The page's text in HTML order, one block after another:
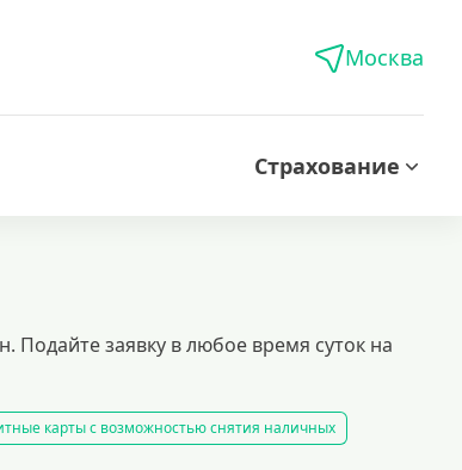
Москва
Страхование
заявку в любое время суток на
карты с возможностью снятия наличных